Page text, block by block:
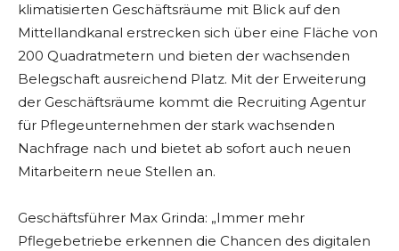
klimatisierten Geschäftsräume mit Blick auf den
Mittellandkanal erstrecken sich über eine Fläche von
200 Quadratmetern und bieten der wachsenden
Belegschaft ausreichend Platz. Mit der Erweiterung
der Geschäftsräume kommt die Recruiting Agentur
für Pflegeunternehmen der stark wachsenden
Nachfrage nach und bietet ab sofort auch neuen
Mitarbeitern neue Stellen an.
Geschäftsführer Max Grinda: „Immer mehr
Pflegebetriebe erkennen die Chancen des digitalen